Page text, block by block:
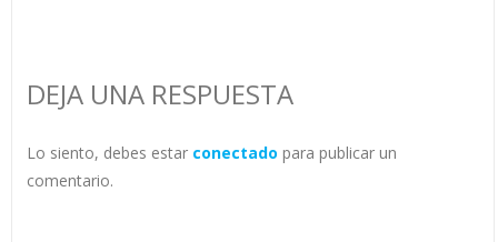
DEJA UNA RESPUESTA
Lo siento, debes estar conectado para publicar un
comentario.